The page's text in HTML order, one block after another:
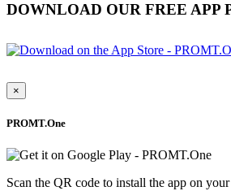
DOWNLOAD OUR FREE APP
×
PROMT.One
Scan the QR code to install the app on